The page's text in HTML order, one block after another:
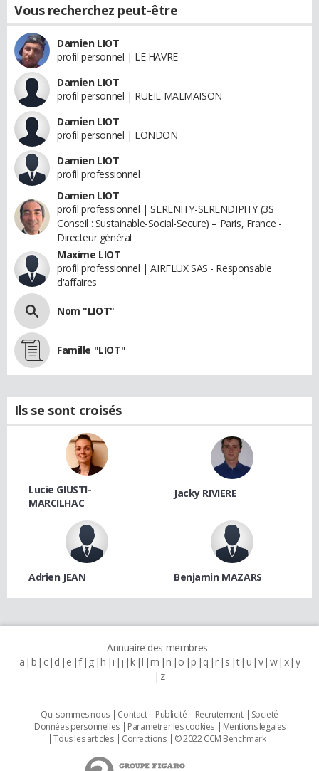
Vous recherchez peut-être
Damien LIOT
profil personnel | LE HAVRE
Damien LIOT
profil personnel | RUEIL MALMAISON
Damien LIOT
profil personnel | LONDON
Damien LIOT
profil professionnel
Damien LIOT
profil professionnel | SERENITY-SERENDIPITY (3S
Conseil : Sustainable-Social-Secure) – Paris, France -
Directeur général
Maxime LIOT
profil professionnel | AIRFLUX SAS - Responsable
d'affaires
Nom "LIOT"
Famille "LIOT"
Ils se sont croisés
Lucie GIUSTI-
MARCILHAC
Jacky RIVIERE
Adrien JEAN Benjamin MAZARS
Annuaire des membres :
a b c d e f g h i j k l m n o p q r s t u v w x y
z
Qui sommes nous Contact Publicité Recrutement
Societé
Données personnelles
Paramétrer les cookies
Mentions légales
Tous les articles
Corrections © 2022 CCM Benchmark